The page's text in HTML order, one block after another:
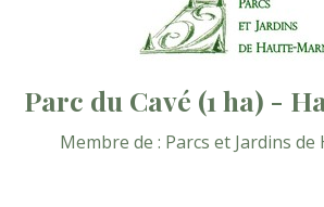
Parc du Cavé (1 ha) -
Membre de : Parcs et Jardins